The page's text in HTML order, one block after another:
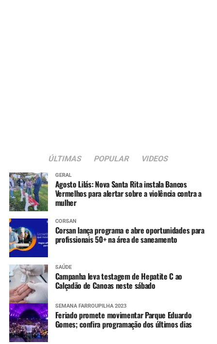
ÚLTIMAS POPULAR VIDEOS
GERAL
Agosto Lilás: Nova Santa Rita instala Bancos
Vermelhos para alertar sobre a violência contra a
mulher
CORSAN
Corsan lança programa e abre oportunidades para
profissionais 50+ na área de saneamento
SAÚDE
Campanha leva testagem de Hepatite C ao
Calçadão de Canoas neste sábado
SEMANA FARROUPILHA 2023
Feriado promete movimentar Parque Eduardo
Gomes; confira programação dos últimos dias